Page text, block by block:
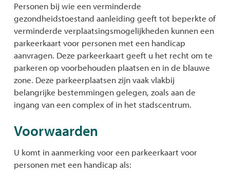
Inhoud
Personen bij wie een verminderde
gezondheidstoestand aanleiding geeft tot beperkte of
verminderde verplaatsingsmogelijkheden kunnen een
parkeerkaart voor personen met een handicap
aanvragen. Deze parkeerkaart geeft u het recht om te
parkeren op voorbehouden plaatsen en in de blauwe
zone. Deze parkeerplaatsen zijn vaak vlakbij
belangrijke bestemmingen gelegen, zoals aan de
ingang van een complex of in het stadscentrum.
Voorwaarden
U komt in aanmerking voor een parkeerkaart voor
personen met een handicap als: